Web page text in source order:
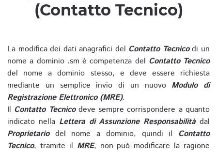
(Contatto Tecnico)
La modifica dei dati anagrafici del Contatto Tecnicodi un
nome a dominio .sm è competenza del Contatto Tecnico
del nome a dominio stesso, e deve essere richiesta
mediante un semplice invio di un nuovo Modulo di
Registrazione Elettronico (MRE).
Il Contatto Tecnicodeve sempre corrispondere a quanto
indicato nella Lettera di Assunzione Responsabilitàdal
Proprietariodel nome a dominio, quindi il Contatto
Tecnico, tramite il MRE, non può modificare la ragione